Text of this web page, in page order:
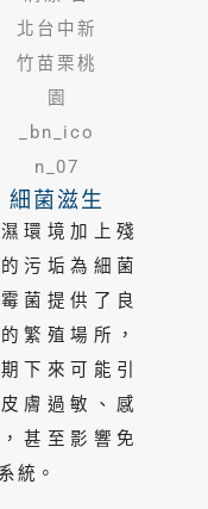
細菌滋生
環境加上殘
污垢為細菌
菌提供了良
繁殖場所，
下來可能引
膚過敏、感
甚至影響免
統。